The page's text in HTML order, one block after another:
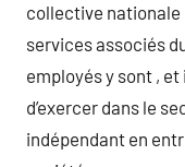
collective nationale
services associés
employés y sont ,
d’exercer dans le
indépendant en